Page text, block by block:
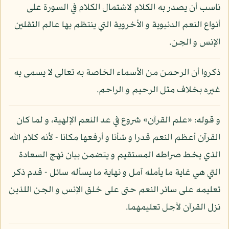
ناسب أن يصدر به الكلام لاشتمال الكلام في السورة على
أنواع النعم الدنيوية و الأخروية التي ينتظم بها عالم الثقلين
الإنس و الجن.
ذكروا أن الرحمن من الأسماء الخاصة به تعالى لا يسمى به
غيره بخلاف مثل الرحيم و الراحم.
و قوله: «علم القرآن» شروع في عد النعم الإلهية، و لما كان
القرآن أعظم النعم قدرا و شأنا و أرفعها مكانا - لأنه كلام الله
الذي يخط صراطه المستقيم و يتضمن بيان نهج السعادة
التي هي غاية ما يأمله آمل و نهاية ما يسأله سائل - قدم ذكر
تعليمه على سائر النعم حتى على خلق الإنس و الجن اللذين
نزل القرآن لأجل تعليمهما.